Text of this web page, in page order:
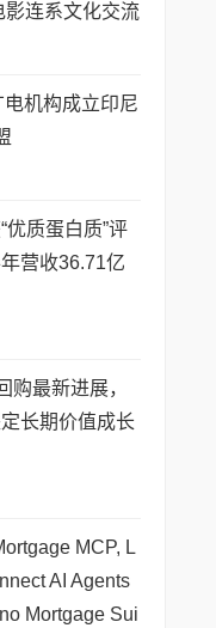
影连系文化交流
机构成立印尼
优质蛋白质”评
营收36.71亿
购最新进展，
长期价值成长
MCP, L
AI Agents
Mortgage Sui